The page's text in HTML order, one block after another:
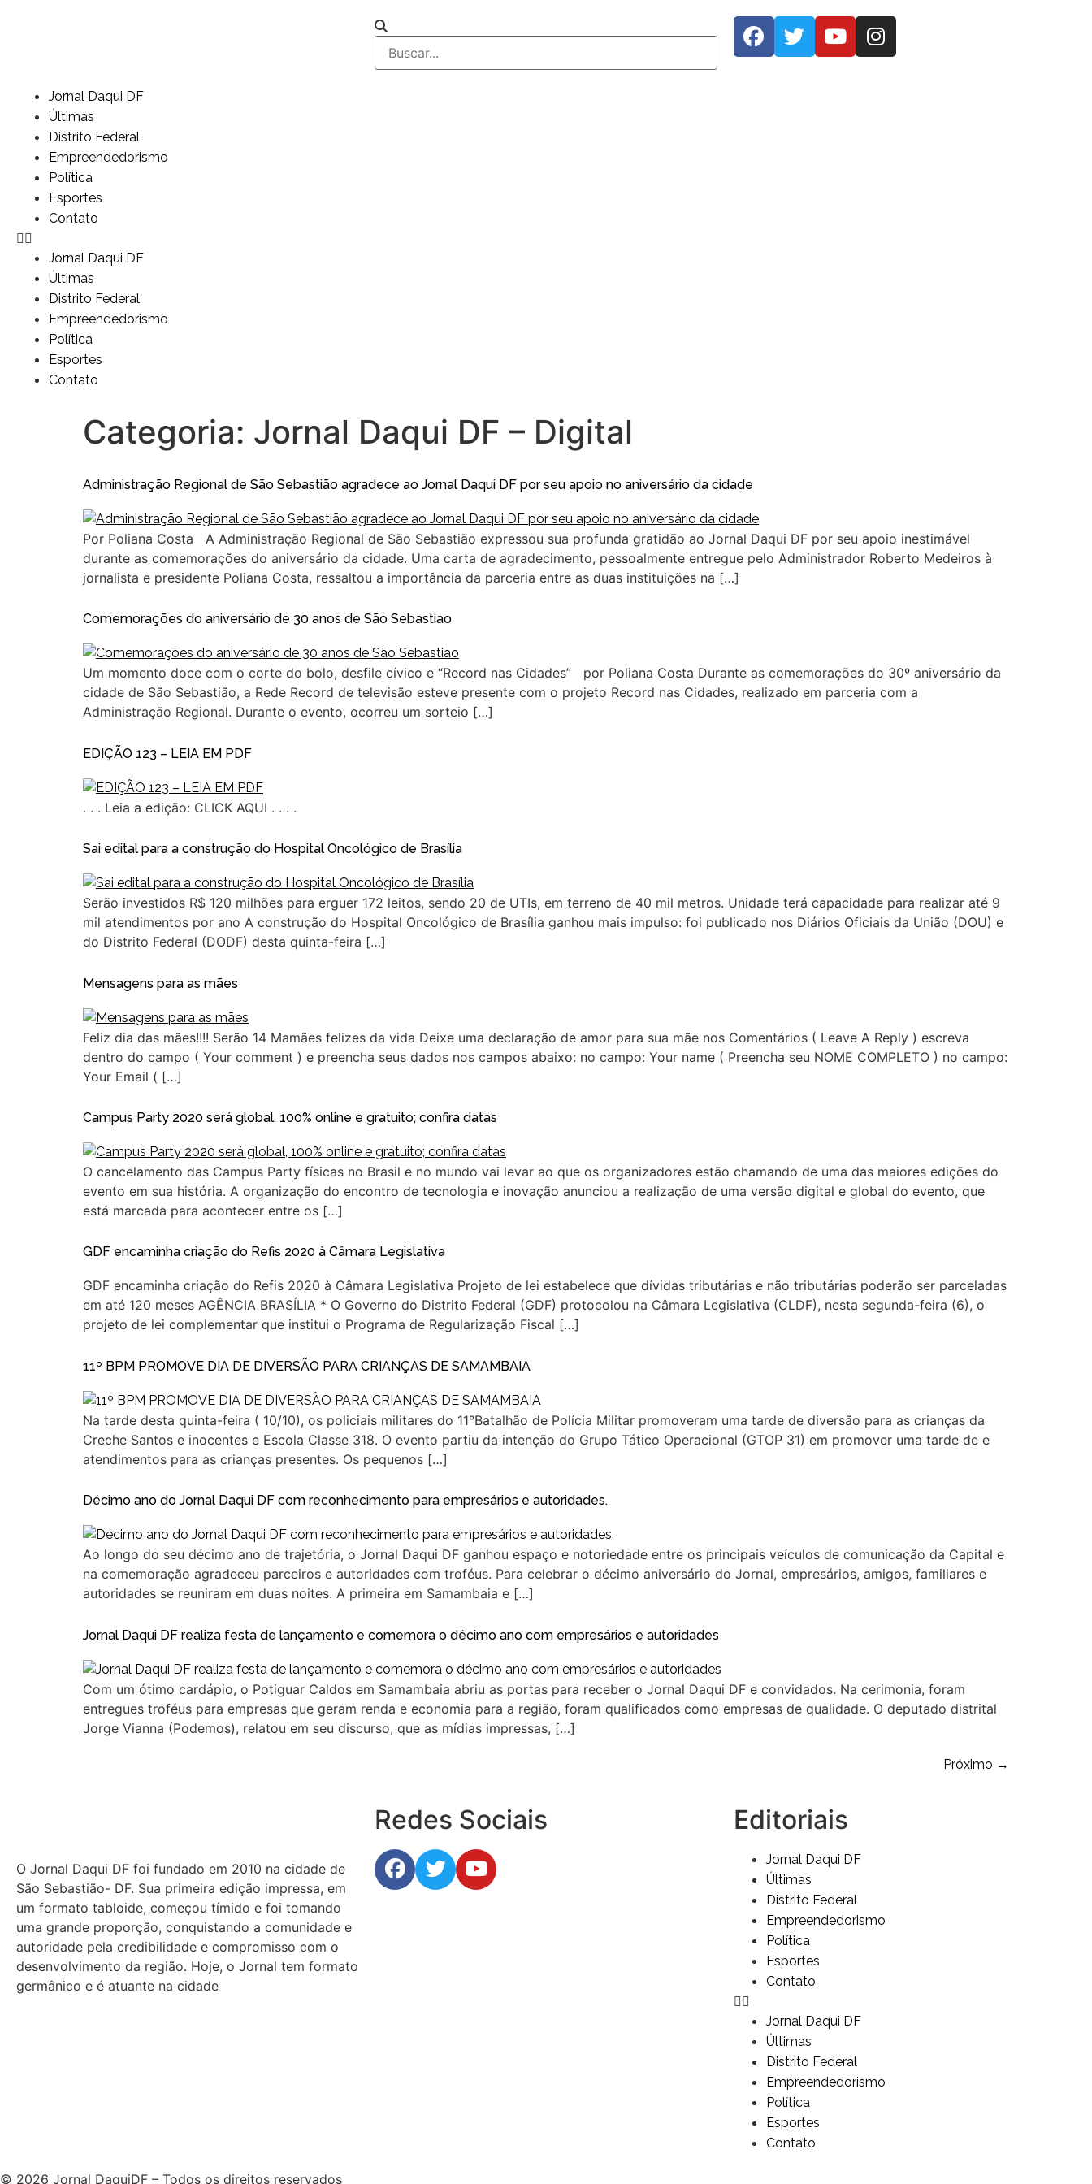
Jornal Daqui DF
Últimas
Distrito Federal
Empreendedorismo
Política
Esportes
Contato
Jornal Daqui DF
Últimas
Distrito Federal
Empreendedorismo
Política
Esportes
Contato
Categoria: Jornal Daqui DF – Digital
Administração Regional de São Sebastião agradece ao Jornal Daqui DF por seu apoio no aniversário da cidade
Por Poliana Costa A Administração Regional de São Sebastião expressou sua profunda gratidão ao Jornal Daqui DF por seu apoio inestimável
durante as comemorações do aniversário da cidade. Uma carta de agradecimento, pessoalmente entregue pelo Administrador Roberto Medeiros à
jornalista e presidente Poliana Costa, ressaltou a importância da parceria entre as duas instituições na […]
Comemorações do aniversário de 30 anos de São Sebastiao
Um momento doce com o corte do bolo, desfile cívico e “Record nas Cidades” por Poliana Costa Durante as comemorações do 30º aniversário da
cidade de São Sebastião, a Rede Record de televisão esteve presente com o projeto Record nas Cidades, realizado em parceria com a
Administração Regional. Durante o evento, ocorreu um sorteio […]
EDIÇÃO 123 – LEIA EM PDF
. . . Leia a edição: CLICK AQUI . . . .
Sai edital para a construção do Hospital Oncológico de Brasília
Serão investidos R$ 120 milhões para erguer 172 leitos, sendo 20 de UTIs, em terreno de 40 mil metros. Unidade terá capacidade para realizar até 9
mil atendimentos por ano A construção do Hospital Oncológico de Brasília ganhou mais impulso: foi publicado nos Diários Oficiais da União (DOU) e
do Distrito Federal (DODF) desta quinta-feira […]
Mensagens para as mães
Feliz dia das mães!!!! Serão 14 Mamães felizes da vida Deixe uma declaração de amor para sua mãe nos Comentários ( Leave A Reply ) escreva
dentro do campo ( Your comment ) e preencha seus dados nos campos abaixo: no campo: Your name ( Preencha seu NOME COMPLETO ) no campo:
Your Email ( […]
Campus Party 2020 será global, 100% online e gratuito; confira datas
O cancelamento das Campus Party físicas no Brasil e no mundo vai levar ao que os organizadores estão chamando de uma das maiores edições do
evento em sua história. A organização do encontro de tecnologia e inovação anunciou a realização de uma versão digital e global do evento, que
está marcada para acontecer entre os […]
GDF encaminha criação do Refis 2020 à Câmara Legislativa
GDF encaminha criação do Refis 2020 à Câmara Legislativa Projeto de lei estabelece que dívidas tributárias e não tributárias poderão ser parceladas
em até 120 meses AGÊNCIA BRASÍLIA * O Governo do Distrito Federal (GDF) protocolou na Câmara Legislativa (CLDF), nesta segunda-feira (6), o
projeto de lei complementar que institui o Programa de Regularização Fiscal […]
11º BPM PROMOVE DIA DE DIVERSÃO PARA CRIANÇAS DE SAMAMBAIA
Na tarde desta quinta-feira ( 10/10), os policiais militares do 11°Batalhão de Polícia Militar promoveram uma tarde de diversão para as crianças da
Creche Santos e inocentes e Escola Classe 318. O evento partiu da intenção do Grupo Tático Operacional (GTOP 31) em promover uma tarde de e
atendimentos para as crianças presentes. Os pequenos […]
Décimo ano do Jornal Daqui DF com reconhecimento para empresários e autoridades.
Ao longo do seu décimo ano de trajetória, o Jornal Daqui DF ganhou espaço e notoriedade entre os principais veículos de comunicação da Capital e
na comemoração agradeceu parceiros e autoridades com troféus. Para celebrar o décimo aniversário do Jornal, empresários, amigos, familiares e
autoridades se reuniram em duas noites. A primeira em Samambaia e […]
Jornal Daqui DF realiza festa de lançamento e comemora o décimo ano com empresários e autoridades
Com um ótimo cardápio, o Potiguar Caldos em Samambaia abriu as portas para receber o Jornal Daqui DF e convidados. Na cerimonia, foram
entregues troféus para empresas que geram renda e economia para a região, foram qualificados como empresas de qualidade. O deputado distrital
Jorge Vianna (Podemos), relatou em seu discurso, que as mídias impressas, […]
Próximo →
O Jornal Daqui DF foi fundado em 2010 na cidade de
São Sebastião- DF. Sua primeira edição impressa, em
um formato tabloide, começou tímido e foi tomando
uma grande proporção, conquistando a comunidade e
autoridade pela credibilidade e compromisso com o
desenvolvimento da região. Hoje, o Jornal tem formato
germânico e é atuante na cidade
Redes Sociais Editoriais
Jornal Daqui DF
Últimas
Distrito Federal
Empreendedorismo
Política
Esportes
Contato
Jornal Daqui DF
Últimas
Distrito Federal
Empreendedorismo
Política
Esportes
Contato
© 2026 Jornal DaquiDF – Todos os direitos reservados